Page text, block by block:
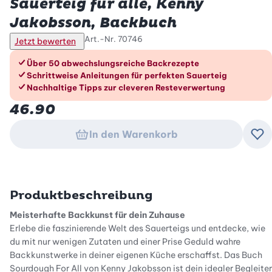
Sauerteig für alle, Kenny
Jakobsson, Backbuch
Jetzt bewerten Art.-Nr. 70746
Die Vorteile im Überblick
Über 50 abwechslungsreiche Backrezepte
Schrittweise Anleitungen für perfekten Sauerteig
Nachhaltige Tipps zur cleveren Resteverwertung
46.90
In den Warenkorb
Produktbeschreibung
Meisterhafte Backkunst für dein Zuhause
Erlebe die faszinierende Welt des Sauerteigs und entdecke, wie
du mit nur wenigen Zutaten und einer Prise Geduld wahre
Backkunstwerke in deiner eigenen Küche erschaffst. Das Buch
Sourdough For All von Kenny Jakobsson ist dein idealer Begleiter